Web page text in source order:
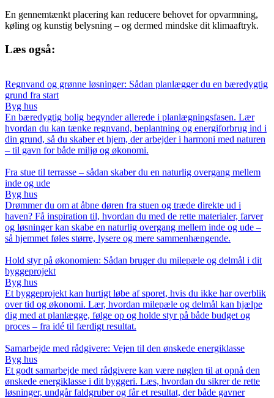
En gennemtænkt placering kan reducere behovet for opvarmning,
køling og kunstig belysning – og dermed mindske dit klimaaftryk.
Læs også:
Regnvand og grønne løsninger: Sådan planlægger du en bæredygtig
grund fra start
Byg hus
En bæredygtig bolig begynder allerede i planlægningsfasen. Lær
hvordan du kan tænke regnvand, beplantning og energiforbrug ind i
din grund, så du skaber et hjem, der arbejder i harmoni med naturen
– til gavn for både miljø og økonomi.
Fra stue til terrasse – sådan skaber du en naturlig overgang mellem
inde og ude
Byg hus
Drømmer du om at åbne døren fra stuen og træde direkte ud i
haven? Få inspiration til, hvordan du med de rette materialer, farver
og løsninger kan skabe en naturlig overgang mellem inde og ude –
så hjemmet føles større, lysere og mere sammenhængende.
Hold styr på økonomien: Sådan bruger du milepæle og delmål i dit
byggeprojekt
Byg hus
Et byggeprojekt kan hurtigt løbe af sporet, hvis du ikke har overblik
over tid og økonomi. Lær, hvordan milepæle og delmål kan hjælpe
dig med at planlægge, følge op og holde styr på både budget og
proces – fra idé til færdigt resultat.
Samarbejde med rådgivere: Vejen til den ønskede energiklasse
Byg hus
Et godt samarbejde med rådgivere kan være nøglen til at opnå den
ønskede energiklasse i dit byggeri. Læs, hvordan du sikrer de rette
løsninger, undgår faldgruber og får et resultat, der både gavner